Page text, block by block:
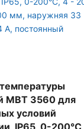
MBT 3560 для
условий
IP65, 0-200°C,